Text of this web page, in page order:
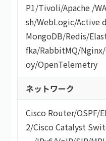
P1/Tivoli/Apache /
sh/WebLogic/Active
MongoDB/Redis/
fka/RabbitMQ/Nginx/
oy/OpenTelemetry
ネットワーク
Cisco Router/OSPF/
2/Cisco Catalyst